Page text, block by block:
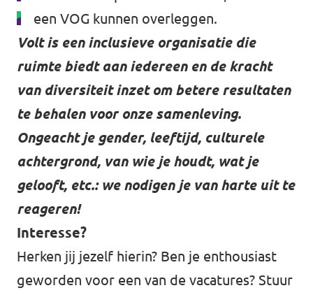
een VOG kunnen overleggen.
Volt is een inclusieve organisatie die
ruimte biedt aan iedereen en de kracht
van diversiteit inzet om betere resultaten
te behalen voor onze samenleving.
Ongeacht je gender, leeftijd, culturele
achtergrond, van wie je houdt, wat je
gelooft, etc.: we nodigen je van harte uit te
reageren!
Interesse?
Herken jij jezelf hierin? Ben je enthousiast
geworden voor een van de vacatures? Stuur